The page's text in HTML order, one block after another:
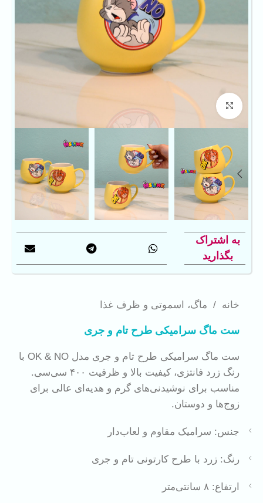
خانه / ماگ، اسموتی و ظرف غذا
ست ماگ سرامیکی طرح تام و جری
ست ماگ سرامیکی طرح تام و جری مدل OK & NO با
رنگ زرد فانتزی، کیفیت بالا و ظرفیت ۴۰۰ سی‌سی.
مناسب برای نوشیدنی‌های گرم و هدیه‌ای عالی برای
زوج‌ها و دوستان.
جنس: سرامیک مقاوم و لعاب‌دار
رنگ: زرد با طرح کارتونی تام و جری
ارتفاع: ۸ سانتی‌متر
بزرگنمایی تصویر
به اشتراک
بگذارید